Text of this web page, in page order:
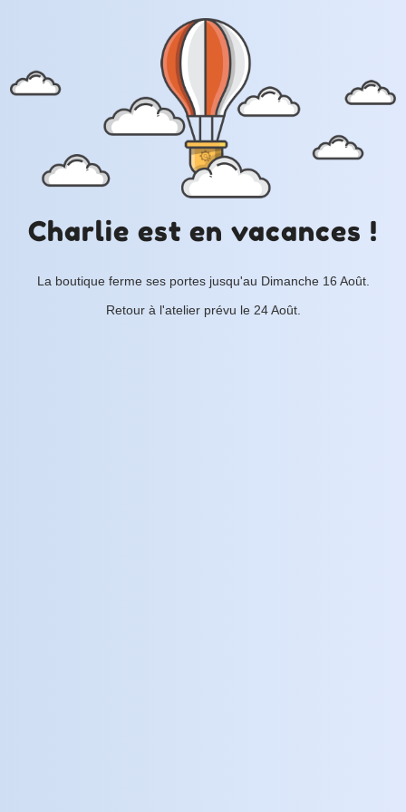
Charlie est en vacances !
La boutique ferme ses portes jusqu'au Dimanche 16 Août.
Retour à l'atelier prévu le 24 Août.